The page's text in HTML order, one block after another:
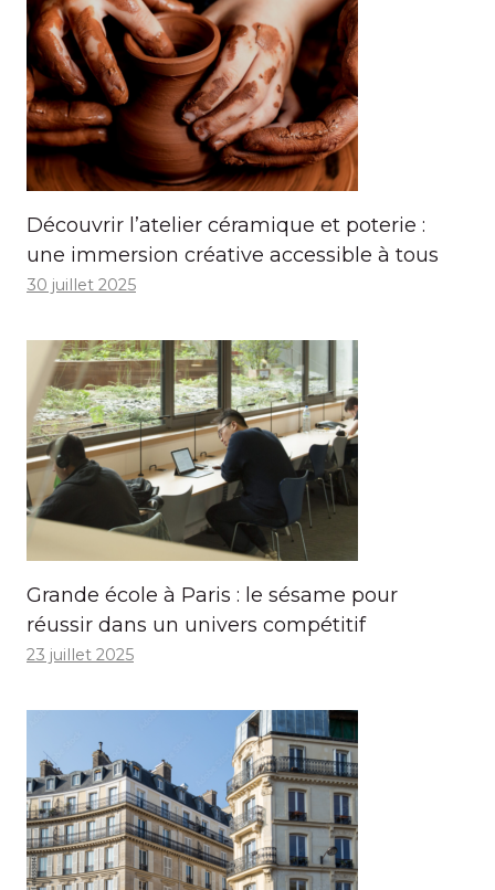
Découvrir l’atelier céramique et poterie :
une immersion créative accessible à tous
30 juillet 2025
Grande école à Paris : le sésame pour
réussir dans un univers compétitif
23 juillet 2025